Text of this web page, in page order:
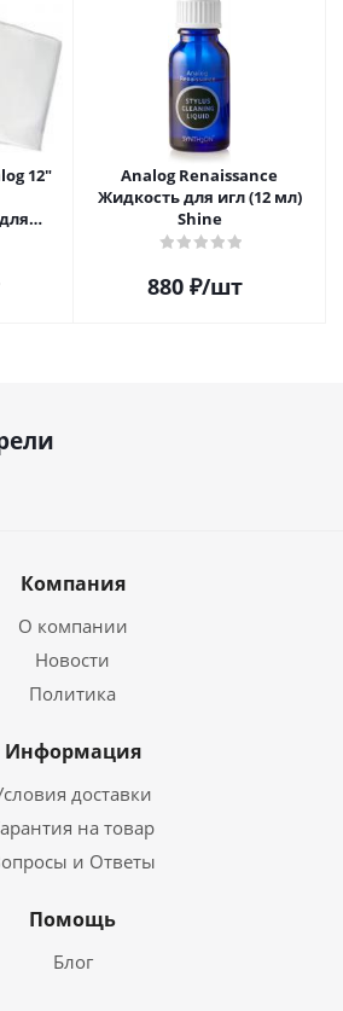
12"
Analog Renaissance
Жидкость для игл (12 мл)
Shine
880 ₽/шт
Компания
О компании
Новости
Политика
Информация
доставки
на товар
и Ответы
Помощь
Блог